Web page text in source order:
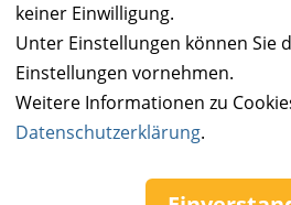
keiner Einwilligung.
Unter Einstellungen können Sie
Einstellungen vornehmen.
Weitere Informationen zu
Datenschutzerklärung.
Wenn Sie bereits ein Kundenkonto
nachfolgend einloggen. Die Daten,
werden dann automatisch aus Ihrem
übernommen.